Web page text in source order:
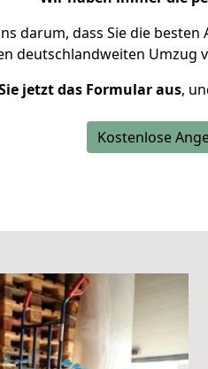
darum, dass Sie die
deutschlandweiten Umzug
jetzt das Formular aus,
Kostenlose